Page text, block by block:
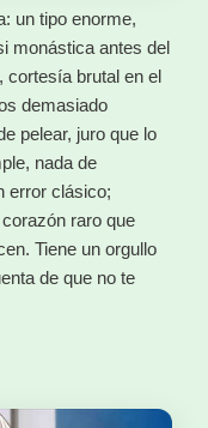
un tipo enorme,
monástica antes del
cortesía brutal en el
demasiado
pelear, juro que lo
nada de
error clásico;
raro que
Tiene un orgullo
de que no te